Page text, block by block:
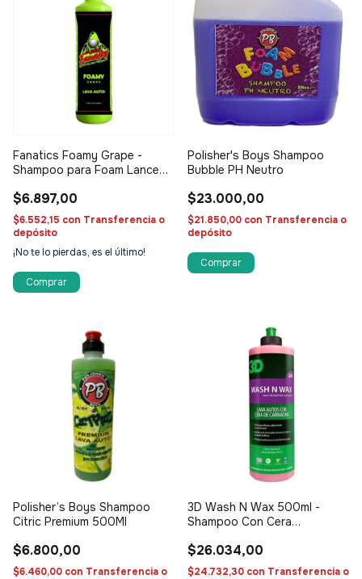
Fanatics Foamy Grape -
Shampoo para Foam Lance
$6.897,00
$6.552,15 con Transferencia o
depósito
¡No te lo pierdas, es el último!
Polisher's Boys Shampoo
Bubble PH Neutro
$23.000,00
$21.850,00 con Transferencia o
depósito
Polisher’s Boys Shampoo
Citric Premium 500Ml
$6.800,00
$6.460,00 con Transferencia o
3D Wash N Wax 500ml -
Shampoo Con Cera
$26.034,00
$24.732,30 con Transferencia o